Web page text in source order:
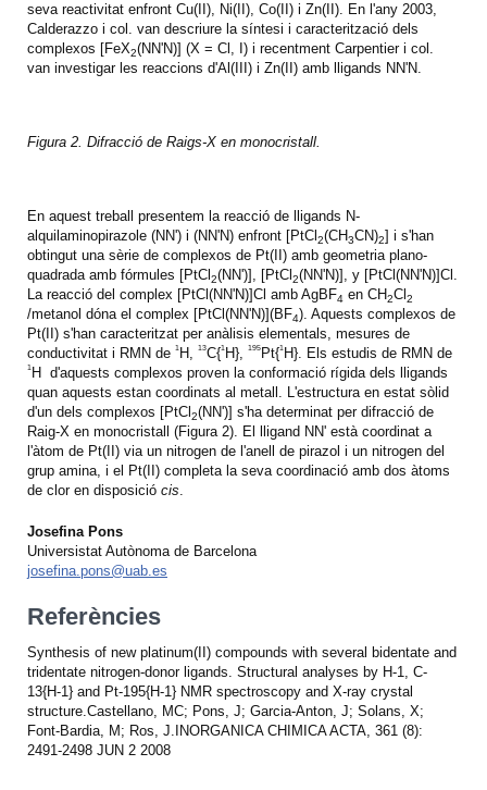
seva reactivitat enfront Cu(II), Ni(II), Co(II) i Zn(II). En l'any 2003,
Calderazzo i col. van descriure la síntesi i caracterització dels
complexos [FeX2(NN'N)] (X = Cl, I) i recentment Carpentier i col.
van investigar les reaccions d'Al(III) i Zn(II) amb lligands NN'N.
Figura 2. Difracció de Raigs-X en monocristall.
En aquest treball presentem la reacció de lligands N-
alquilaminopirazole (NN') i (NN'N) enfront [PtCl 2(CH3CN)2] i s'han
obtingut una sèrie de complexos de Pt(II) amb geometria plano-
quadrada amb fórmules [PtCl 2(NN')], [PtCl 2(NN'N)] , y [PtCl(NN'N)]Cl.
La reacció del complex [PtCl(NN'N)]Cl amb AgBF4 en CH2Cl 2
/metanol dóna el complex [PtCl(NN'N)](BF4). Aquests complexos de
Pt(II) s'han caracteritzat per anàlisis elementals, mesures de
conductivitat i RMN de 1 H, 13C{1 H}, 195 Pt{1 H}. Els estudis de RMN de
1 H d'aquests complexos proven la conformació rígida dels lligands
quan aquests estan coordinats al metall. L'estructura en estat sòlid
d'un dels complexos [PtCl 2(NN')] s'ha determinat per difracció de
Raig-X en monocristall (Figura 2). El lligand NN' està coordinat a
l'àtom de Pt(II) via un nitrogen de l'anell de pirazol i un nitrogen del
grup amina, i el Pt(II) completa la seva coordinació amb dos àtoms
de clor en disposició cis.
Josefina Pons
Universistat Autònoma de Barcelona
josefina.pons@uab.es
Referències
Synthesis of new platinum(II) compounds with several bidentate and
tridentate nitrogen-donor ligands. Structural analyses by H-1, C-
13{H-1} and Pt-195{H-1} NMR spectroscopy and X-ray crystal
structure.Castellano, MC; Pons, J; Garcia-Anton, J; Solans, X;
Font-Bardia, M; Ros, J.INORGANICA CHIMICA ACTA, 361 (8):
2491-2498 JUN 2 2008